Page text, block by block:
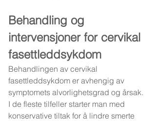
Behandling og
intervensjoner for cervikal
fasettleddsykdom
Behandlingen av cervikal
fasettleddsykdom er avhengig av
symptomets alvorlighetsgrad og årsak.
I de fleste tilfeller starter man med
konservative tiltak for å lindre smerte